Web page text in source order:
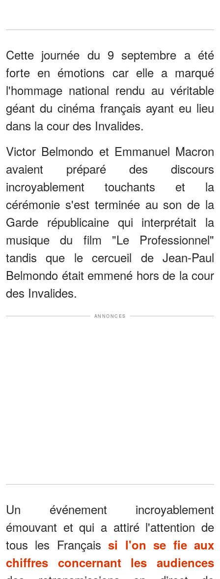
Cette journée du 9 septembre a été
forte en émotions car elle a marqué
l'hommage national rendu au véritable
géant du cinéma français ayant eu lieu
dans la cour des Invalides.
Victor Belmondo et Emmanuel Macron
avaient préparé des discours
incroyablement touchants et la
cérémonie s'est terminée au son de la
Garde républicaine qui interprétait la
musique du film "Le Professionnel"
tandis que le cercueil de Jean-Paul
Belmondo était emmené hors de la cour
des Invalides.
ANNONCES
Un événement incroyablement
émouvant et qui a attiré l'attention de
tous les Françaissi l'on se fie aux
chiffres concernant les audiences